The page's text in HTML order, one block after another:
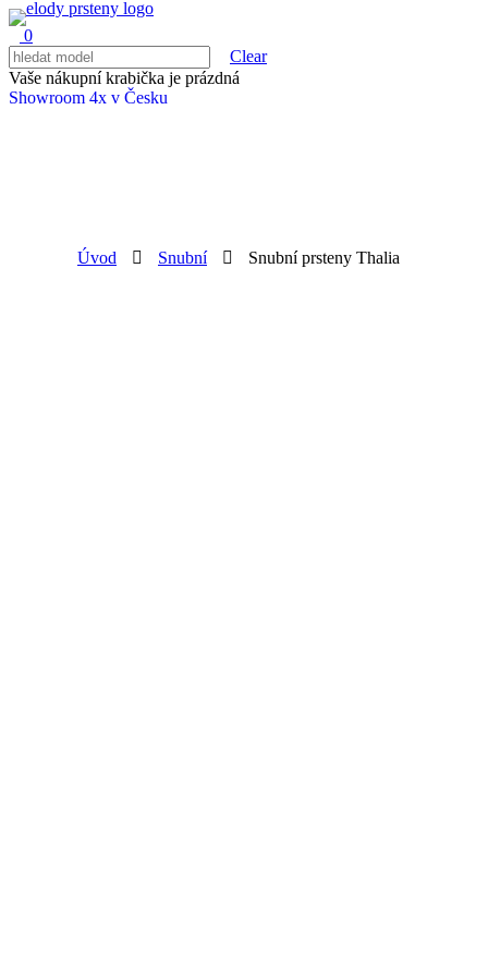
0
Clear
Vaše nákupní krabička je prázdná
Showroom 4x v Česku
Úvod Snubní Snubní prsteny Thalia